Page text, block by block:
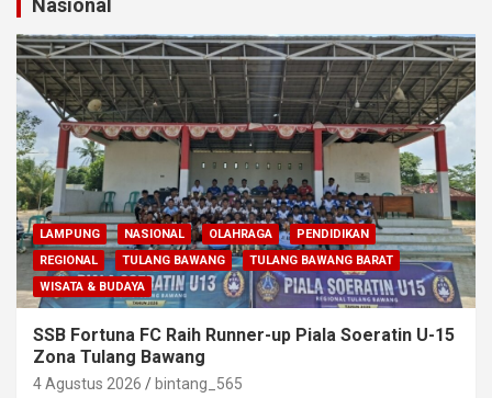
LAMPUNG NASIONAL OLAHRAGA
PENDIDIKAN
REGIONAL
TULANG BAWANG
TULANG BAWANG BARAT
WISATA & BUDAYA
SSB Fortuna FC Raih Runner-up Piala Soeratin U-15
Zona Tulang Bawang
4 Agustus 2026 bintang_565